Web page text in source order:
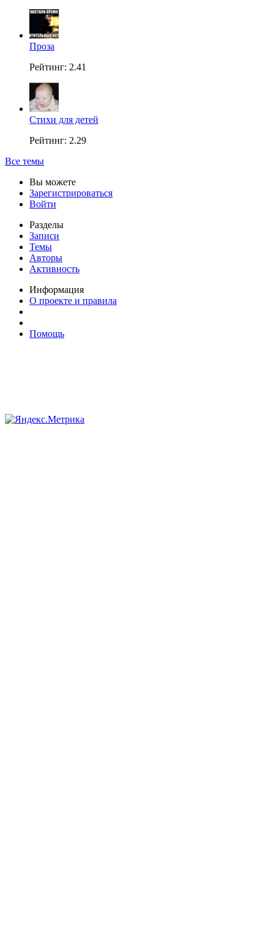
Проза
Рейтинг: 2.41
Стихи для детей
Рейтинг: 2.29
Все темы
Вы можете
Зарегистрироваться
Войти
Разделы
Записи
Темы
Авторы
Активность
Информация
О проекте и правила
Помощь